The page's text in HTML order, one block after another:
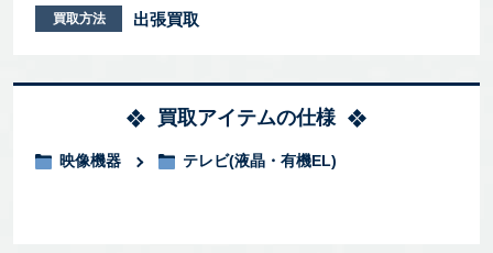
買取方法 出張買取
買取アイテムの仕様
映像機器 テレビ(液晶・有機EL)